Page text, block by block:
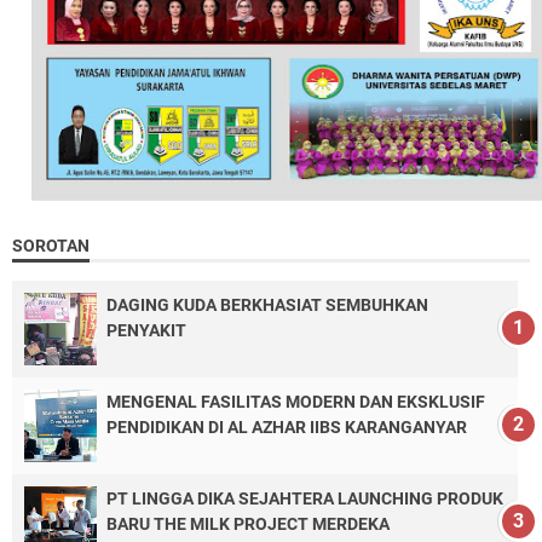
SOROTAN
DAGING KUDA BERKHASIAT SEMBUHKAN
PENYAKIT
MENGENAL FASILITAS MODERN DAN EKSKLUSIF
PENDIDIKAN DI AL AZHAR IIBS KARANGANYAR
PT LINGGA DIKA SEJAHTERA LAUNCHING PRODUK
BARU THE MILK PROJECT MERDEKA